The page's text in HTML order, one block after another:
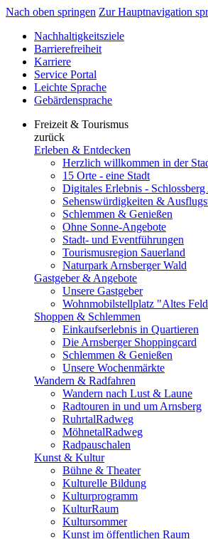
Nach oben springen Zur Hauptnavigation
Nachhaltigkeitsziele
Barrierefreiheit
Karriere
Service Portal
Leichte Sprache
Gebärdensprache
Freizeit & Tourismus
zurück
Erleben & Entdecken
Herzlich willkommen in der
15 Orte - eine Stadt
Digitales Erlebnis -
Sehenswürdigkeiten &
Schlemmen & Genießen
Ohne Sonne-Angebote
Stadt- und Eventführungen
Tourismusregion Sauerland
Naturpark Arnsberger Wald
Gastgeber & Angebote
Unsere Gastgeber
Wohnmobilstellplatz "Altes
Shoppen & Schlemmen
Einkaufserlebnis in Quartieren
Die Arnsberger Shoppingcard
Schlemmen & Genießen
Unsere Wochenmärkte
Wandern & Radfahren
Wandern nach Lust & Laune
Radtouren in und um Arnsberg
RuhrtalRadweg
MöhnetalRadweg
Radpauschalen
Kunst & Kultur
Bühne & Theater
Kulturelle Bildung
Kulturprogramm
KulturRaum
Kultursommer
Kunst im öffentlichen Raum